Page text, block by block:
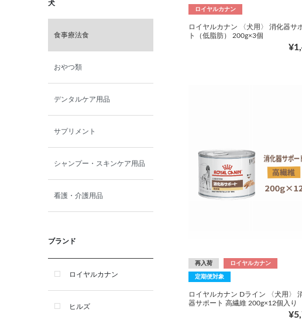
犬
食事療法食
おやつ類
デンタルケア用品
サプリメント
シャンプー・スキンケア用品
看護・介護用品
ブランド
ロイヤルカナン
ヒルズ
ロイヤルカナン
ロイヤルカナン 〈犬用〉 消化器サ
ト（低脂肪） 200g×3個
再入荷 ロイヤルカナン
定期便対象
ロイヤルカナン Dライン 〈犬用〉
器サポート 高繊維 200g×12個入り